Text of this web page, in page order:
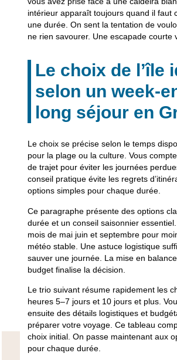
intérieur apparaît toujours quand il faut
une durée. On sent la tentation de
ne rien savourer. Une escapade courte
Le choix de l’île
selon un week-
long séjour en
Le choix se précise selon le temps
pour la plage ou la culture. Vous
de trajet pour éviter les journées
conseil pratique évite les regrets
options simples pour chaque durée.
Ce paragraphe présente des options
durée et un conseil saisonnier
mois de mai juin et septembre pour
météo stable. Une astuce logistique
sauver une journée. La mise en
budget finalise la décision.
Le trio suivant résume rapidement les
heures 5–7 jours et 10 jours et plus.
ensuite des détails logistiques et
préparer votre voyage. Ce tableau
choix initial. On passe maintenant aux
pour chaque durée.